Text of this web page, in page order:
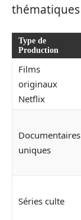
Type de
Production
Films
originaux
Netflix
Documentaires
uniques
Séries culte